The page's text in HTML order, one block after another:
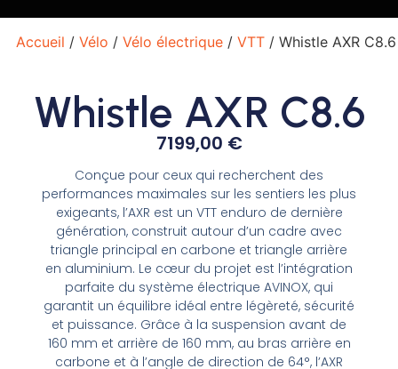
Accueil / Vélo / Vélo électrique/ VTT/ Whistle AXR C8.6
Whistle AXR C8.6
7199,00 €
Conçue pour ceux qui recherchent des
performances maximales sur les sentiers les plus
exigeants, l’AXR est un VTT enduro de dernière
génération, construit autour d’un cadre avec
triangle principal en carbone et triangle arrière
en aluminium. Le cœur du projet est l’intégration
parfaite du système électrique AVINOX, qui
garantit un équilibre idéal entre légèreté, sécurité
et puissance. Grâce à la suspension avant de
160 mm et arrière de 160 mm, au bras arrière en
carbone et à l’angle de direction de 64°, l’AXR